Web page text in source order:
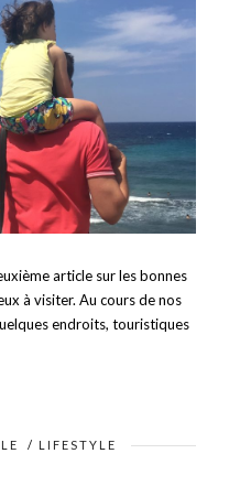
article sur les bonnes
à visiter. Au cours de nos
endroits, touristiques
/ LIFESTYLE